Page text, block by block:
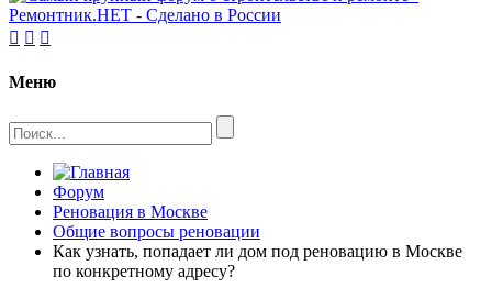
  
Меню
Форум
Реновация в Москве
Общие вопросы реновации
Как узнать, попадает ли дом под реновацию в Москве
по конкретному адресу?